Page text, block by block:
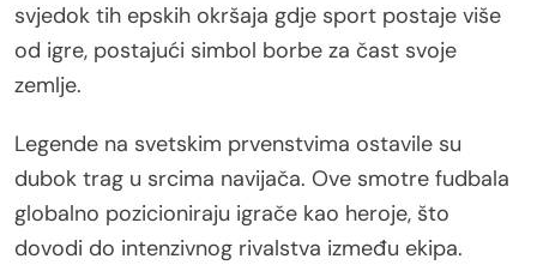
svjedok tih epskih okršaja gdje sport postaje više
od igre, postajući simbol borbe za čast svoje
zemlje.
Legende na svetskim prvenstvima ostavile su
dubok trag u srcima navijača. Ove smotre fudbala
globalno pozicioniraju igrače kao heroje, što
dovodi do intenzivnog rivalstva između ekipa.